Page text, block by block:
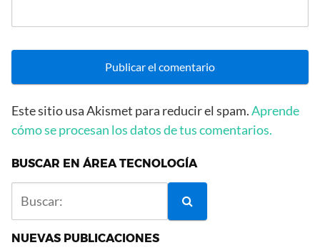
Este sitio usa Akismet para reducir el spam.Aprende
cómo se procesan los datos de tus comentarios.
BUSCAR EN ÁREA TECNOLOGÍA
NUEVAS PUBLICACIONES